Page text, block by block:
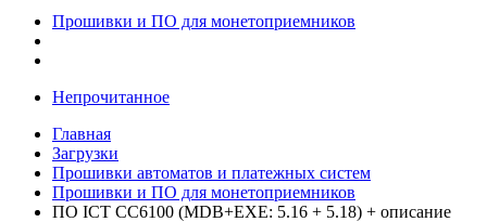
Прошивки и ПО для монетоприемников
Непрочитанное
Главная
Загрузки
Прошивки автоматов и платежных систем
Прошивки и ПО для монетоприемников
ПО ICT CC6100 (MDB+EXE: 5.16 + 5.18) + описание